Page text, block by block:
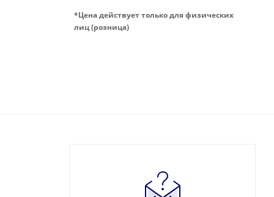
*Цена действует только для физических
лиц (розница)